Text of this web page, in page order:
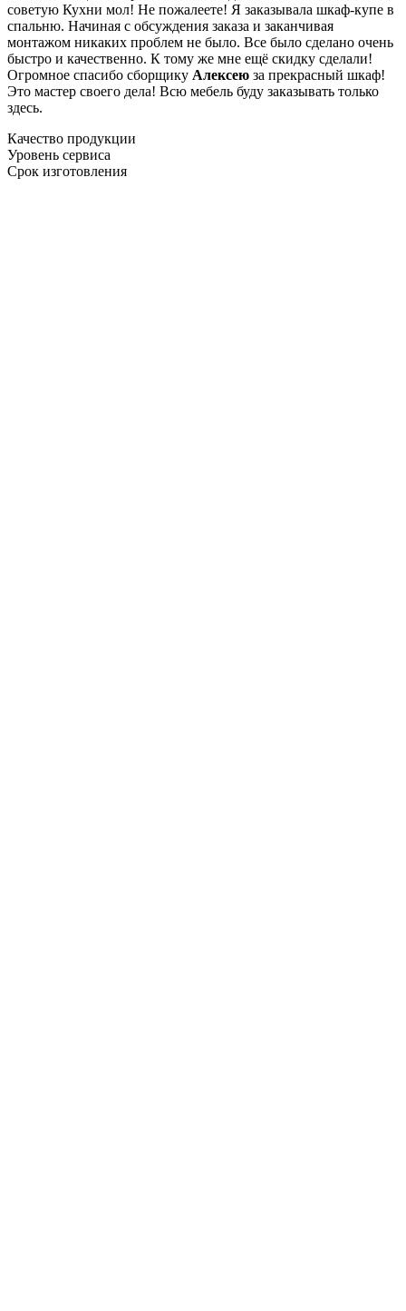
советую Кухни мол! Не пожалеете! Я заказывала шкаф-купе в
спальню. Начиная с обсуждения заказа и заканчивая
монтажом никаких проблем не было. Все было сделано очень
быстро и качественно. К тому же мне ещё скидку сделали!
Огромное спасибо сборщику Алексею за прекрасный шкаф!
Это мастер своего дела! Всю мебель буду заказывать только
здесь.
Качество продукции
Уровень сервиса
Срок изготовления